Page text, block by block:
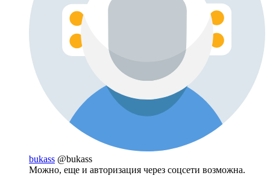
bukass @bukass
Можно, еще и авторизация через соцсети возможна.